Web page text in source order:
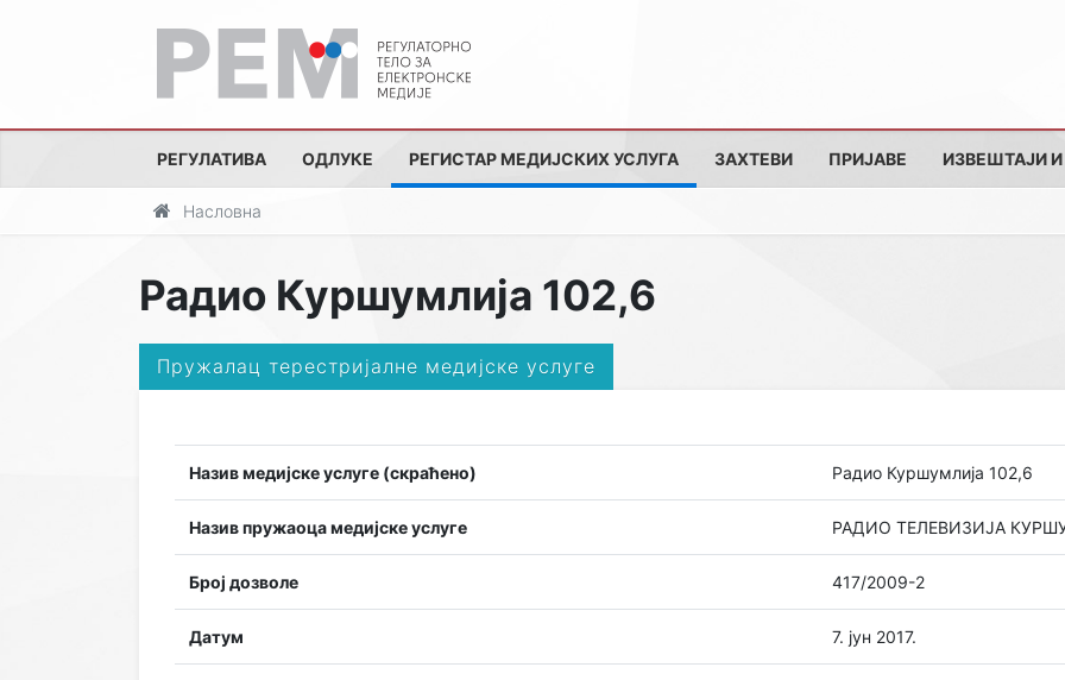
РЕГУЛАТИВА ОДЛУКЕ РЕГИСТАР МЕДИЈСКИХ УСЛУГА ЗАХТЕВИ ПРИЈАВЕ ИЗВЕШТАЈИ
Насловна
Радио Куршумлија 102,6
Пружалац терестријалне медијске услуге
Назив медијске услуге (скраћено) Радио Куршумлија 102,6
Назив пружаоца медијске услуге РАДИО ТЕЛЕВИЗИЈА
Број дозволе 417/2009-2
Датум 7. јун 2017.